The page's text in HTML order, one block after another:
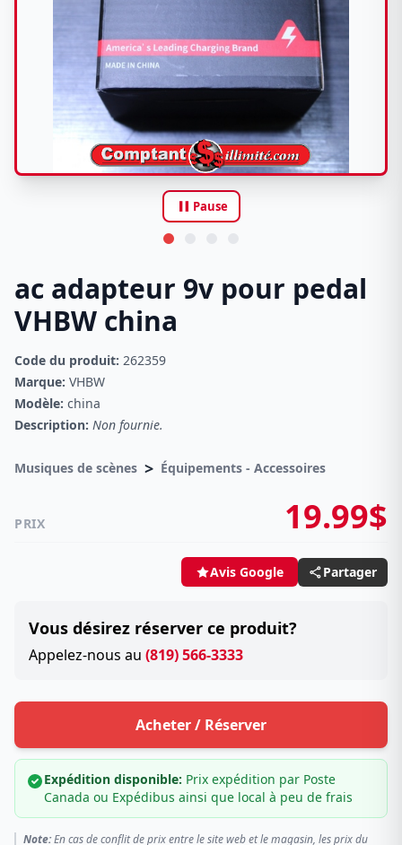
pause Pause
ac adapteur 9v pour pedal
VHBW china
Code du produit: 262359
Marque: VHBW
Modèle: china
Description: Non fournie.
Musiques de scènes > Équipements - Accessoires
PRIX 19.99$
Avis Google Partager
Vous désirez réserver ce produit?
Appelez-nous au (819) 566-3333
Acheter / Réserver
Expédition disponible: Prix expédition par Poste
Canada ou Expédibus ainsi que local à peu de frais
Note:En cas de conflit de prix entre le site web et le magasin, les prix du